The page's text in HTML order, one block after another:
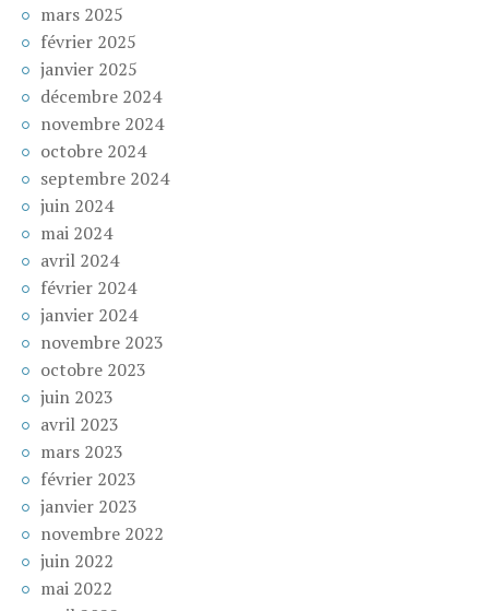
mars 2025
février 2025
janvier 2025
décembre 2024
novembre 2024
octobre 2024
septembre 2024
juin 2024
mai 2024
avril 2024
février 2024
janvier 2024
novembre 2023
octobre 2023
juin 2023
avril 2023
mars 2023
février 2023
janvier 2023
novembre 2022
juin 2022
mai 2022